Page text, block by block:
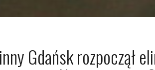
Gdańsk rozpoczął